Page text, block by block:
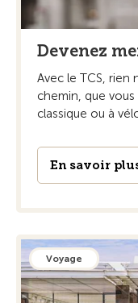
Devenez
Avec le TCS, rien
chemin, que
classique ou à
En savoir
Voyage